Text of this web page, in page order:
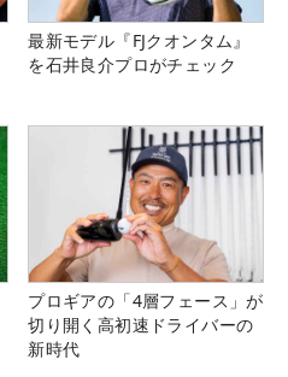
最新モデル『FJクオンタム』
を石井良介プロがチェック
プロギアの「4層フェース」が
切り開く高初速ドライバーの
新時代